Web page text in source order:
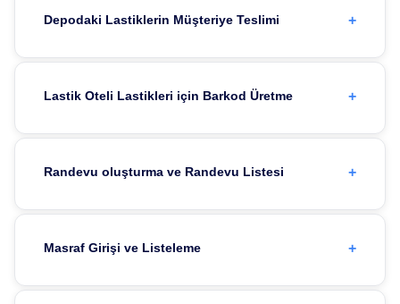
Depodaki Lastiklerin Müşteriye Teslimi +
Lastik Oteli Lastikleri için Barkod Üretme +
Randevu oluşturma ve Randevu Listesi +
Masraf Girişi ve Listeleme +